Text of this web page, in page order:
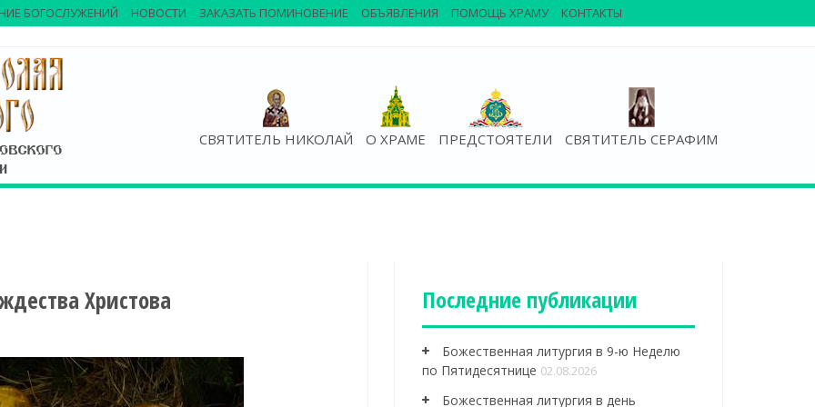
СВЯТИТЕЛЬ НИКОЛАЙ О ХРАМЕ ПРЕДСТОЯТЕЛИ СВЯТИТЕЛЬ СЕРАФИМ
БОГОСЛУЖЕНИЙ НОВОСТИ ЗАКАЗАТЬ ПОМИНОВЕНИЕ ОБЪЯВЛЕНИЯ ПОМОЩЬ ХРАМУ КОНТАКТЫ
Христова Последние публикации
Божественная литургия в 9-ю Неделю
по Пятидесятнице 02.08.2026
Божественная литургия в день